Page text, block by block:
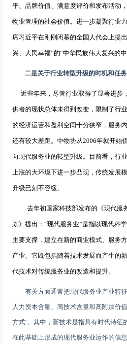
平、品牌价值、满意度评价和发布活动
物业管理的社会价值。进一步凝聚行业
席习近平在刚刚闭幕的全国人代会上提
兴、人民幸福”的“中华民族伟大复兴的
二是关于行业转型升级的时机和任务
近些年来，尽管行业取得了显著进步
供者的现状总体未得到改变，限制了行
的经济运营和盈利空间十分狭窄，服务
还有较大差距。中物协从2006年就开始
向现代服务业的转型升级。目前看，行
上涨的大环境下进一步凸现，传统发展
升级已刻不容缓。
去年初国家科技部发布的《现代服
划》提出：“现代服务业”是指以现代科
主要支撑，建立在新的商业模式、服务
产业。它既包括随着技术发展而产生的
代技术对传统服务业的改造和提升。
有关方面通常把现代服务业产业特
人力资本含量、高技术含量和高附加价
方式”。其中，新技术是指具有时代特征
在此基础上形成的现代服务业运作的信